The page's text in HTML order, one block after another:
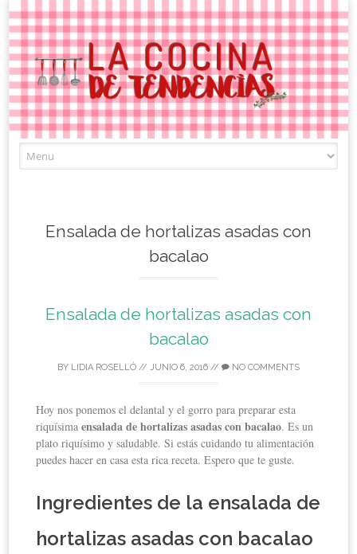
to
Ensalada de hortalizas asadas con
bacalao
Ensalada de hortalizas asadas con
bacalao
BY LIDIA ROSELLÓ // JUNIO 6, 2016 // NO COMMENTS
Hoy nos ponemos el delantal y el gorro para preparar esta
riquísimaensalada de hortalizas asadas con bacalao. Es un
plato riquísimo y saludable. Si estás cuidando tu alimentación
puedes hacer en casa esta rica receta. Espero que te guste.
Ingredientes de la ensalada de
hortalizas asadas con bacalao